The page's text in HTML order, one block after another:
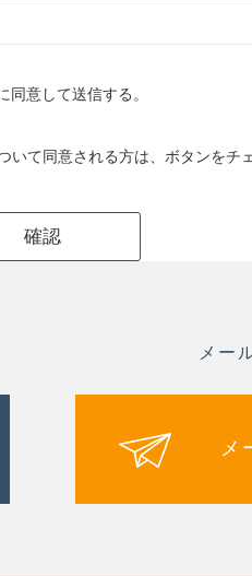
意して送信する。
いて同意される方は、ボタンをチ
メー
メ